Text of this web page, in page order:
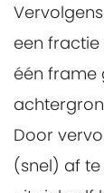
een
één frame
Door
(snel) af